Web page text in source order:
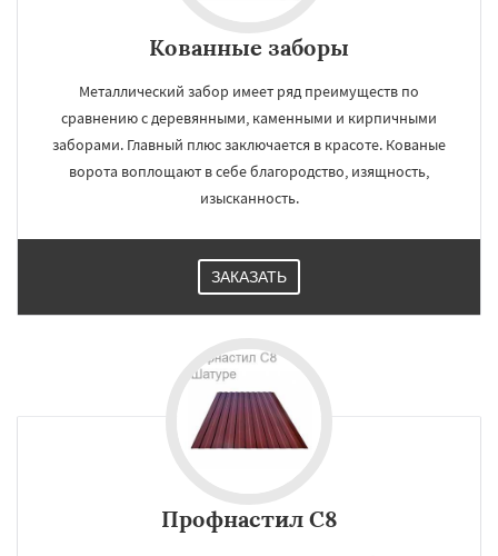
Кованные заборы
Металлический забор имеет ряд преимуществ по
сравнению с деревянными, каменными и кирпичными
заборами. Главный плюс заключается в красоте. Кованые
ворота воплощают в себе благородство, изящность,
изысканность.
ЗАКАЗАТЬ
Профнастил С8